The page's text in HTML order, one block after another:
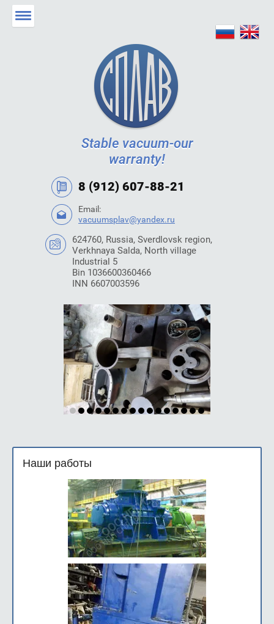
Stable vacuum-our
warranty!
8 (912) 607-88-21
Email:
vacuumsplav@yandex.ru
624760, Russia, Sverdlovsk region,
Verkhnaya Salda, North village
Industrial 5
Bin 1036600360466
INN 6607003596
Наши работы